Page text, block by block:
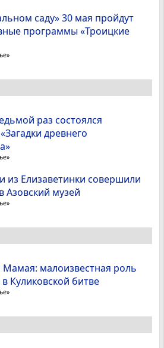
саду» 30 мая пройдут
программы «Троицкие
раз состоялся
древнего
из Елизаветинки совершили
Азовский музей
малоизвестная роль
Куликовской битве